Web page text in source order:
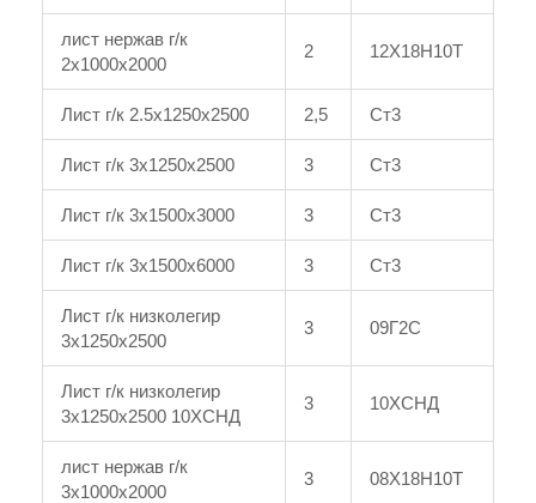
лист нержав г/к
2x1000x2000
2 12Х18Н10Т
Лист г/к 2.5x1250x2500 2,5 Ст3
Лист г/к 3x1250x2500 3 Ст3
Лист г/к 3x1500x3000 3 Ст3
Лист г/к 3x1500x6000 3 Ст3
Лист г/к низколегир
3x1250x2500
3 09Г2С
Лист г/к низколегир
3x1250x2500 10ХСНД
3 10ХСНД
лист нержав г/к
3x1000x2000
3 08Х18Н10Т